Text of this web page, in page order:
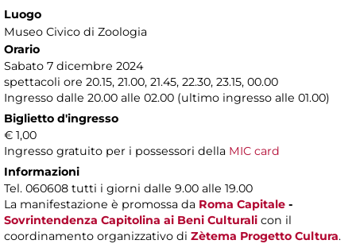
Luogo
Museo Civico di Zoologia
Orario
Sabato 7 dicembre 2024
spettacoli ore 20.15, 21.00, 21.45, 22.30, 23.15, 00.00
Ingresso dalle 20.00 alle 02.00 (ultimo ingresso alle 01.00)
Biglietto d'ingresso
€ 1,00
Ingresso gratuito per i possessori della MIC card
Informazioni
Tel. 060608 tutti i giorni dalle 9.00 alle 19.00
La manifestazione è promossa da Roma Capitale -
Sovrintendenza Capitolina ai Beni Culturali con il
coordinamento organizzativo di Zètema Progetto Cultura.